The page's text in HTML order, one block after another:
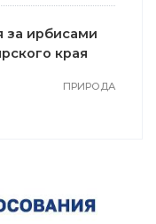
за ирбисами
края
ПРИРОДА